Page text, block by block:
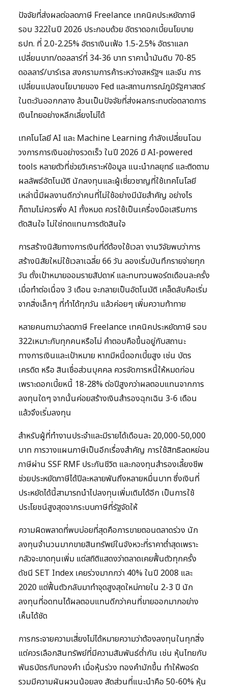
ปัจจัยที่ส่งผลต่อลดภาษี Freelance เทคนิคประหยัดภาษี
รอบ 322ในปี 2026 ประกอบด้วย อัตราดอกเบี้ยนโยบาย
ธปท. ที่ 2.0-2.25% อัตราเงินเฟ้อ 1.5-2.5% อัตราแลก
เปลี่ยนบาท/ดอลลาร์ที่ 34-36 บาท ราคาน้ำมันดิบ 70-85
ดอลลาร์/บาร์เรล สงครามการค้าระหว่างสหรัฐฯ และจีน การ
เปลี่ยนแปลงนโยบายของ Fed และสถานการณ์ภูมิรัฐศาสตร์
ในตะวันออกกลาง ล้วนเป็นปัจจัยที่ส่งผลกระทบต่อตลาดการ
เงินไทยอย่างหลีกเลี่ยงไม่ได้
เทคโนโลยี AI และ Machine Learning กำลังเปลี่ยนโฉม
วงการการเงินอย่างรวดเร็ว ในปี 2026 มี AI-powered
tools หลายตัวที่ช่วยวิเคราะห์ข้อมูล แนะนำกลยุทธ์ และติดตาม
ผลลัพธ์อัตโนมัติ นักลงทุนและผู้เชี่ยวชาญที่ใช้เทคโนโลยี
เหล่านี้มีผลงานดีกว่าคนที่ไม่ใช้อย่างมีนัยสำคัญ อย่างไร
ก็ตามไม่ควรพึ่ง AI ทั้งหมด ควรใช้เป็นเครื่องมือเสริมการ
ตัดสินใจ ไม่ใช่ทดแทนการตัดสินใจ
การสร้างนิสัยทางการเงินที่ดีต้องใช้เวลา งานวิจัยพบว่าการ
สร้างนิสัยใหม่ใช้เวลาเฉลี่ย 66 วัน ลองเริ่มบันทึกรายจ่ายทุก
วัน ตั้งเป้าหมายออมรายสัปดาห์ และทบทวนพอร์ตเดือนละครั้ง
เมื่อทำต่อเนื่อง 3 เดือน จะกลายเป็นอัตโนมัติ เคล็ดลับคือเริ่ม
จากสิ่งเล็กๆ ที่ทำได้ทุกวัน แล้วค่อยๆ เพิ่มความท้าทาย
หลายคนถามว่าลดภาษี Freelance เทคนิคประหยัดภาษี รอบ
322เหมาะกับทุกคนหรือไม่ คำตอบคือขึ้นอยู่กับสถานะ
ทางการเงินและเป้าหมาย หากมีหนี้ดอกเบี้ยสูง เช่น บัตร
เครดิต หรือ สินเชื่อส่วนบุคคล ควรจัดการหนี้ให้หมดก่อน
เพราะดอกเบี้ยหนี้ 18-28% ต่อปีสูงกว่าผลตอบแทนจากการ
ลงทุนใดๆ จากนั้นค่อยสร้างเงินสำรองฉุกเฉิน 3-6 เดือน
แล้วจึงเริ่มลงทุน
สำหรับผู้ที่ทำงานประจำและมีรายได้เดือนละ 20,000-50,000
บาท การวางแผนภาษีเป็นอีกเรื่องสำคัญ การใช้สิทธิลดหย่อน
ภาษีผ่าน SSF RMF ประกันชีวิต และกองทุนสำรองเลี้ยงชีพ
ช่วยประหยัดภาษีได้ปีละหลายพันถึงหลายหมื่นบาท ซึ่งเงินที่
ประหยัดได้นี้สามารถนำไปลงทุนเพิ่มเติมได้อีก เป็นการใช้
ประโยชน์สูงสุดจากระบบภาษีที่รัฐจัดให้
ความผิดพลาดที่พบบ่อยที่สุดคือการขายตอนตลาดร่วง นัก
ลงทุนจำนวนมากขายสินทรัพย์ในจังหวะที่ราคาต่ำสุดเพราะ
กลัวจะขาดทุนเพิ่ม แต่สถิติแสดงว่าตลาดเคยฟื้นตัวทุกครั้ง
ดัชนี SET Index เคยร่วงมากกว่า 40% ในปี 2008 และ
2020 แต่ฟื้นตัวกลับมาทำจุดสูงสุดใหม่ภายใน 2-3 ปี นัก
ลงทุนที่อดทนได้ผลตอบแทนดีกว่าคนที่ขายออกมากอย่าง
เห็นได้ชัด
การกระจายความเสี่ยงไม่ได้หมายความว่าต้องลงทุนในทุกสิ่ง
แต่ควรเลือกสินทรัพย์ที่มีความสัมพันธ์ต่ำกัน เช่น หุ้นไทยกับ
พันธบัตรกับทองคำ เมื่อหุ้นร่วง ทองคำมักขึ้น ทำให้พอร์ต
รวมมีความผันผวนน้อยลง สัดส่วนที่แนะนำคือ 50-60% หุ้น